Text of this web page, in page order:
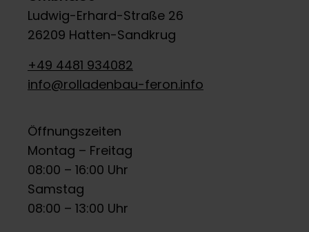
Ludwig-Erhard-Straße 26
26209 Hatten-Sandkrug
+49 4481 934082
info@rolladenbau-feron.info
Öffnungszeiten
Montag – Freitag
08:00 – 16:00 Uhr
Samstag
08:00 – 13:00 Uhr